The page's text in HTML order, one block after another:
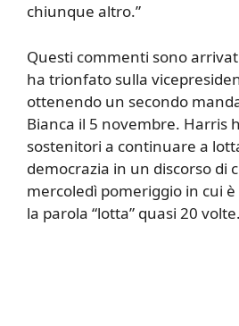
chiunque altro.”
Questi commenti sono
ha trionfato sulla
ottenendo un secondo
Bianca il 5 novembre. Harris
sostenitori a continuare a
democrazia in un discorso di
mercoledì pomeriggio in cui
la parola “lotta” quasi 20